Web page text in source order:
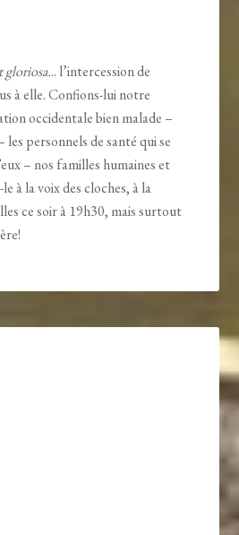
gloriosa... l’intercession de
à elle. Confions-lui notre
occidentale bien malade –
les personnels de santé qui se
– nos familles humaines et
à la voix des cloches, à la
ce soir à 19h30, mais surtout